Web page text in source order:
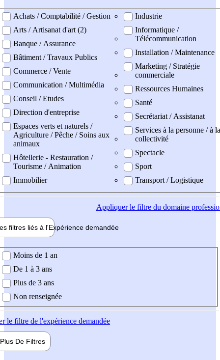
professionel
Achats / Comptabilité / Gestion
Arts / Artisanat d'art (2)
Banque / Assurance
Bâtiment / Travaux Publics
Commerce / Vente
Communication / Multimédia
Conseil / Etudes
Direction d'entreprise
Espaces verts et naturels /
Agriculture / Pêche / Soins aux
animaux
Hôtellerie - Restauration /
Tourisme / Animation
Immobilier
Industrie
Informatique /
Télécommunication
Installation / Maintenance
Marketing / Stratégie
commerciale
Ressources Humaines
Santé
Secrétariat / Assistanat
Services à la personne / à la
collectivité
Spectacle
Sport
Transport / Logistique
Appliquerle filtre du domaine
filtres liés à l'Expérience demandée
demandée
Moins de 1 an
De 1 à 3 ans
Plus de 3 ans
Non renseignée
le filtre de l'expérience demandée
Plus De Filtres